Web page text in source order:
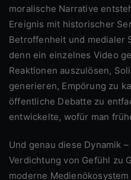
moralische Narrative
Ereignis mit historischer
Betroffenheit und
denn ein einzelnes Video
Reaktionen auszulösen,
generieren, Empörung zu
öffentliche Debatte zu
entwickelte, wofür man
Und genau diese Dynamik – diese blitzschnelle
Verdichtung von Gefühl zu
moderne